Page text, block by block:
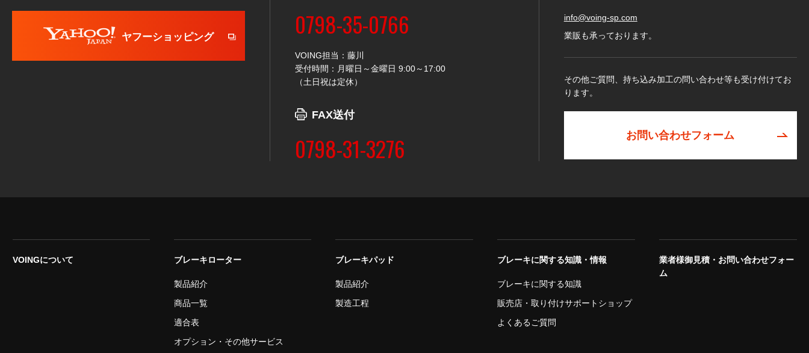
ヤフーショッピング 0798-35-0766
VOING担当：藤川
受付時間：月曜日～金曜日 9:00～17:00
（土日祝は定休）
FAX送付
0798-31-3276
info@voing-sp.com
業販も承っております。
その他ご質問、持ち込み加工の問い合わせ等も受け付けてお
ります。
お問い合わせフォーム
VOINGについて ブレーキローター
製品紹介
商品一覧
適合表
オプション・その他サービス
ブレーキパッド
製品紹介
製造工程
ブレーキに関する知識・情報
ブレーキに関する知識
販売店・取り付けサポートショップ
よくあるご質問
業者様御見積・お問い合わせフォー
ム